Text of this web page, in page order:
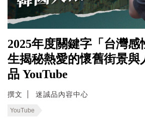
2025年度關鍵字「台灣感
生揭秘熱愛的懷舊街景與
品 YouTube
撰文 迷誠品內容中心
YouTube